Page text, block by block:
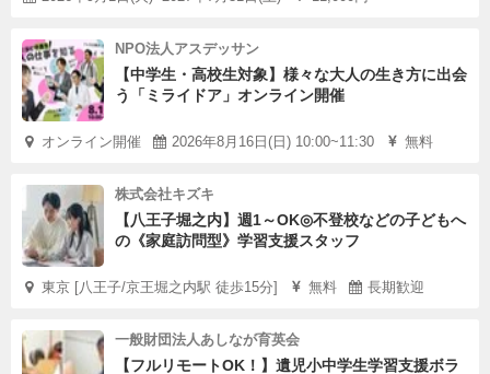
NPO法人アスデッサン
【中学生・高校生対象】様々な大人の生き方に出会
う「ミライドア」オンライン開催
オンライン開催 2026年8月16日(日) 10:00~11:30 無料
株式会社キズキ
【八王子堀之内】週1～OK◎不登校などの子どもへ
の《家庭訪問型》学習支援スタッフ
東京 [八王子/京王堀之内駅 徒歩15分] 無料 長期歓迎
一般財団法人あしなが育英会
【フルリモートOK！】遺児小中学生学習支援ボラ